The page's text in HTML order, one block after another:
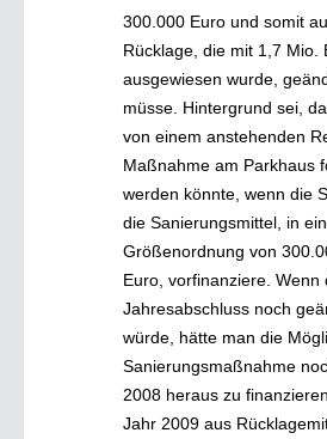
300.000 Euro und somit
Rücklage, die mit 1,7 Mio.
ausgewiesen wurde,
müsse. Hintergrund sei,
von einem anstehenden
Maßnahme am Parkhaus
werden könnte, wenn die
die Sanierungsmittel, in
Größenordnung von
Euro, vorfinanziere. Wenn
Jahresabschluss noch
würde, hätte man die
Sanierungsmaßnahme
2008 heraus zu
Jahr 2009 aus